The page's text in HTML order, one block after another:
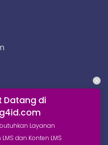
Datang di
Layanan
dan Konten LMS